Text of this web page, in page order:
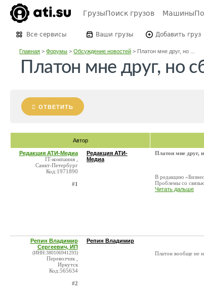
ГрузыПоиск грузов Машины
Все сервисы Ваши грузы Добавить груз
Главная >Форумы >Обсуждение новостей > Платон мне друг, но ...
Платон мне друг, но
ОТВЕТИТЬ
Автор
Редакция АТИ-Медиа
IT-компания ,
Санкт-Петербург
Код:1971890
#1
Редакция АТИ-
Медиа
Платон мне друг,
В редакцию
Проблемы со
Читать дальше
Репин Владимир
Сергеевич, ИП
(ИНН:380106941293)
Перевозчик ,
Иркутск
Код:565634
#2
Репин Владимир
Платон вообще не